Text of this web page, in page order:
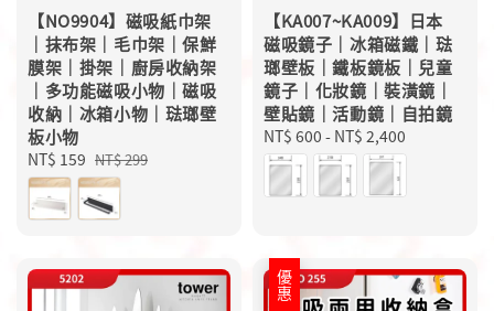
【NO9904】磁吸紙巾架
｜抹布架｜毛巾架｜保鮮
膜架｜掛架｜廚房收納架
｜多功能磁吸小物｜磁吸
收納｜冰箱小物｜琺瑯壁
板小物
Sale
price
NT$ 159 Regular
price
NT$ 299
【KA007~KA009】日本
磁吸鏡子｜冰箱磁鐵｜琺
瑯壁板｜鐵板鏡板｜兒童
鏡子｜化妝鏡｜裝潢鏡｜
壁貼鏡｜活動鏡｜自拍鏡
Regular
price
NT$ 600 - NT$ 2,400
優惠